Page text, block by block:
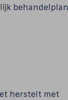
behandelplan
herstelt met